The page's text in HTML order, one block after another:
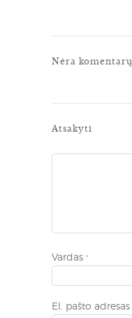
Nėra komentarų
Atsakyti
Vardas *
El. pašto adresas